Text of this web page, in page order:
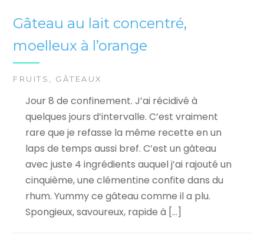
Gâteau au lait concentré,
moelleux à l’orange
FRUITS , GÂTEAUX
Jour 8 de confinement. J’ai récidivé à
quelques jours d’intervalle. C’est vraiment
rare que je refasse la même recette en un
laps de temps aussi bref. C’est un gâteau
avec juste 4 ingrédients auquel j’ai rajouté un
cinquième, une clémentine confite dans du
rhum. Yummy ce gâteau comme il a plu.
Spongieux, savoureux, rapide à […]